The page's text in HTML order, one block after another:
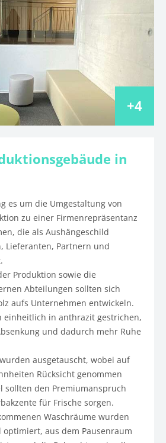
4
in
es um die Umgestaltung von
zu einer Firmenrepräsentanz
die als Aushängeschild
Lieferanten, Partnern und
Produktion sowie die
Abteilungen sollten sich
aufs Unternehmen entwickeln.
einheitlich in anthrazit gestrichen,
und dadurch mehr Ruhe
ausgetauscht, wobei auf
Rücksicht genommen
sollten den Premiumanspruch
für Frische sorgen.
Waschräume wurden
aus dem Pausenraum